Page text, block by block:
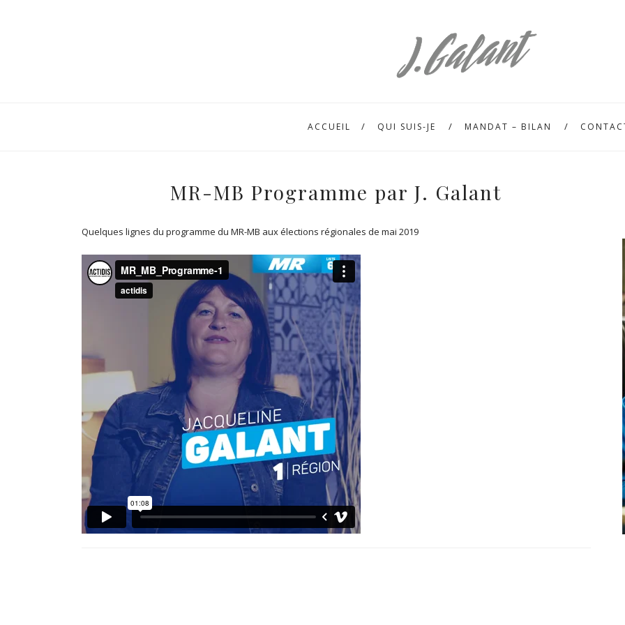
ACCUEIL QUI SUIS-JE MANDAT – BILAN
MR-MB Programme par J. Galant
Quelques lignes du programme du MR-MB aux élections régionales de mai 2019